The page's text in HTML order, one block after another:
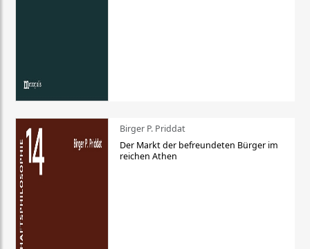
Birger P. Priddat
Der Markt der befreundeten Bürger im
reichen Athen